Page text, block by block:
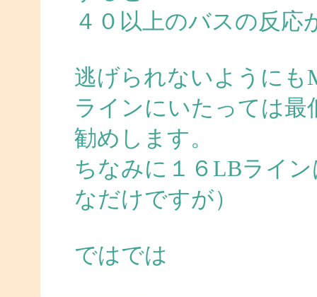
４０以上のバスの反
逃げられないようにも
ラインにいたっては
勧めします。
ちなみに１６LBライ
なだけですが）
ではでは